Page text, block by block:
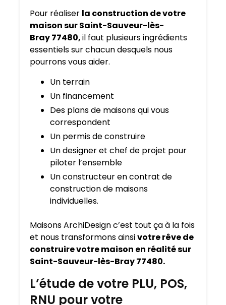
Pour réaliser la construction de votre
maison sur Saint-Sauveur-lès-
Bray 77480,il faut plusieurs ingrédients
essentiels sur chacun desquels nous
pourrons vous aider.
Un terrain
Un financement
Des plans de maisons qui vous
correspondent
Un permis de construire
Un designer et chef de projet pour
piloter l’ensemble
Un constructeur en contrat de
construction de maisons
individuelles.
Maisons ArchiDesign c’est tout ça à la fois
et nous transformons ainsivotre rêve de
construire votre maison en réalité sur
Saint-Sauveur-lès-Bray 77480.
L’étude de votre PLU, POS,
RNU pour votre